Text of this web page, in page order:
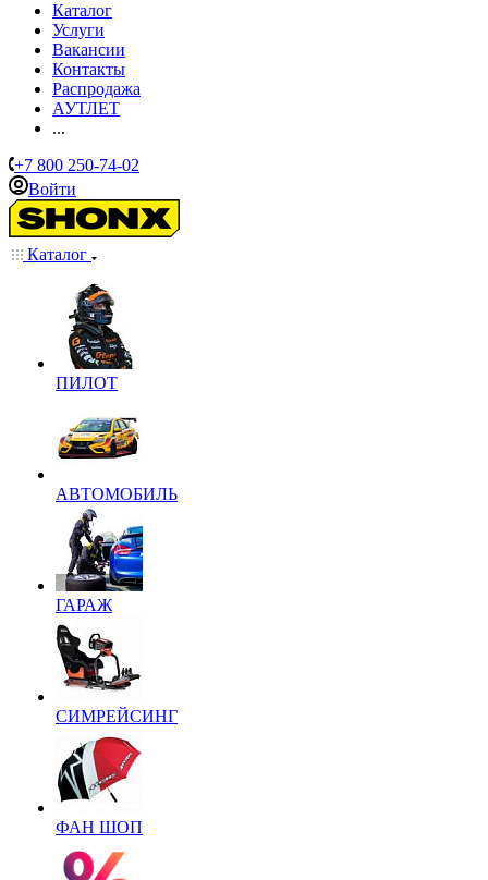
Каталог
Услуги
Вакансии
Контакты
Распродажа
АУТЛЕТ
...
+7 800 250-74-02
Войти
Каталог
ПИЛОТ
АВТОМОБИЛЬ
ГАРАЖ
СИМРЕЙСИНГ
ФАН ШОП